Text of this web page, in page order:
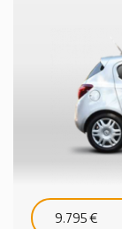
9.795 €